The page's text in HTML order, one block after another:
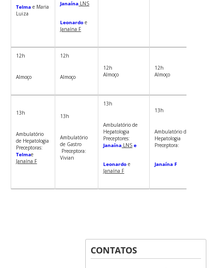
Telma e Maria
Luiza
Janaína LNS
Leonardo e
Janaína F
12h
Almoço
12h
Almoço
12h
Almoço
12h
Almoço
13h
Ambulatório
de Hepatologia
Preceptoras:
Telmae
Janaína F
13h
Ambulatório
de Gastro
Preceptora:
Vivian
13h
Ambulatório de
Hepatologia
Preceptores:
Janaína LNS e
Leonardo e
Janaína F
13h
Ambulatório de
Hepatologia
Preceptora:
Janaína F
CONTATOS